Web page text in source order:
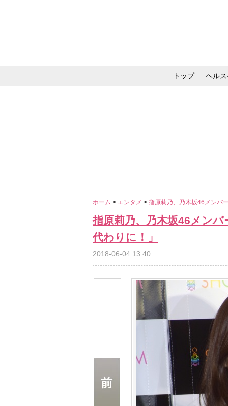
トップ ヘル
ホーム > エンタメ > 指原莉乃、乃木坂46メンバ
指原莉乃、乃木坂46メン
代わりに！」
2018-06-04 13:40